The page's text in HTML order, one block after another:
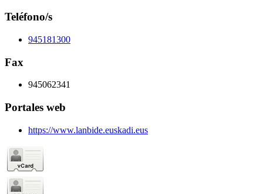
Teléfono/s
945181300
Fax
945062341
Portales web
https://www.lanbide.euskadi.eus